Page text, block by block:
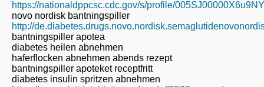
https://nationaldppcsc.cdc.gov/s/profile/
novo nordisk bantningspiller
http://
bantningspiller apotea
diabetes heilen abnehmen
haferflocken abnehmen abends rezept
bantningspiller apoteket receptfritt
diabetes insulin spritzen abnehmen